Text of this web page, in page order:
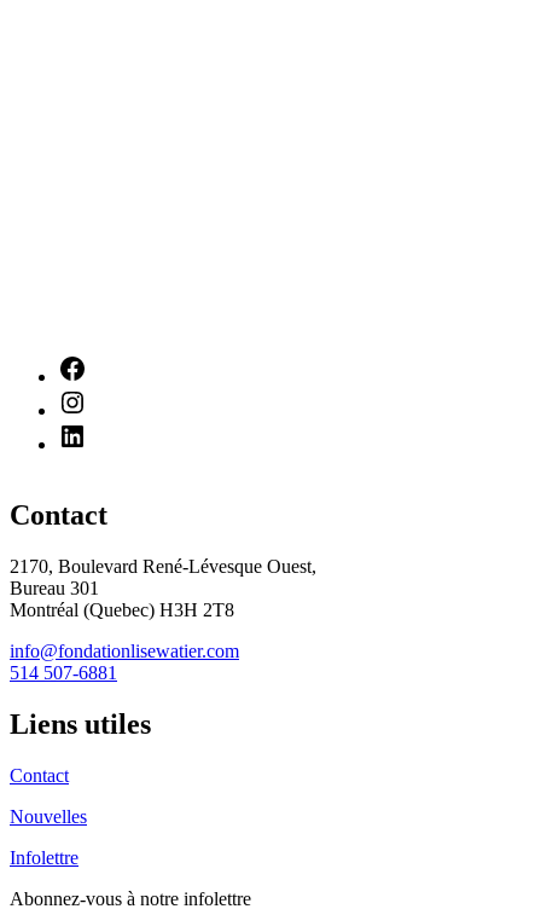
Contact
2170, Boulevard René-Lévesque Ouest,
Bureau 301
Montréal (Quebec) H3H 2T8
info@fondationlisewatier.com
514 507-6881
Liens utiles
Contact
Nouvelles
Infolettre
Abonnez-vous à notre infolettre